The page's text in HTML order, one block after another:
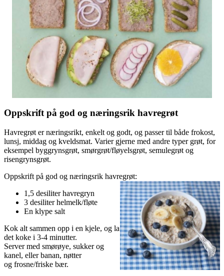
Oppskrift på god og næringsrik havregrøt
Havregrøt er næringsrikt, enkelt og godt, og passer til både frokost,
lunsj, middag og kveldsmat. Varier gjerne med andre typer grøt, for
eksempel byggrynsgrøt, smørgrøt/fløyelsgrøt, semulegrøt og
risengrynsgrøt.
Oppskrift på god og næringsrik havregrøt:
1,5 desiliter havregryn
3 desiliter helmelk/fløte
En klype salt
Kok alt sammen opp i en kjele, og la
det koke i 3-4 minutter.
Server med smørøye, sukker og
kanel, eller banan, nøtter
og frosne/friske bær.